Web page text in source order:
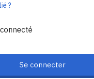
?
Se connecter